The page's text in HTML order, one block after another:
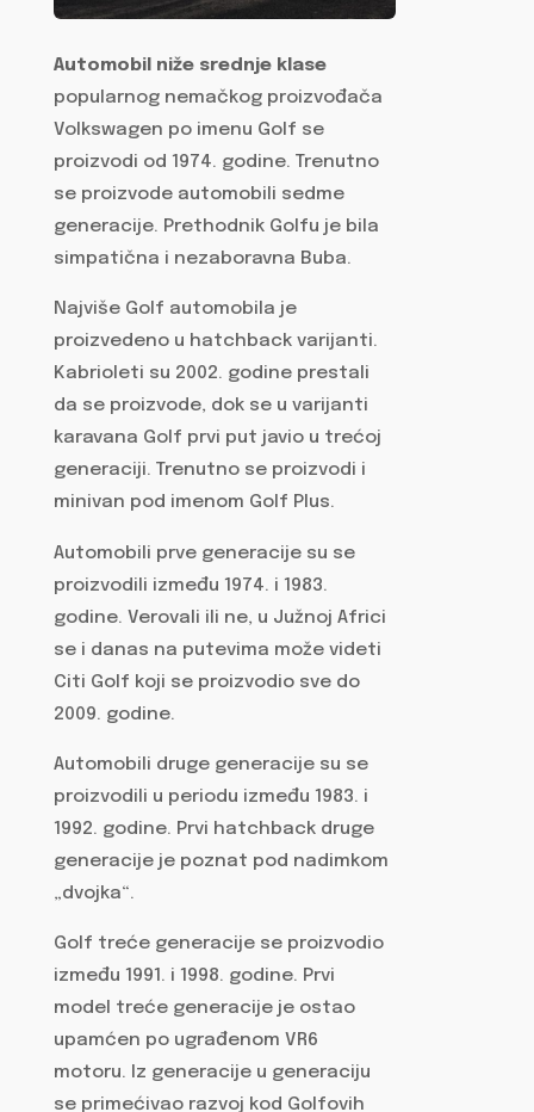
Automobil niže srednje klase
popularnog nemačkog proizvođača
Volkswagen po imenu Golf se
proizvodi od 1974. godine. Trenutno
se proizvode automobili sedme
generacije. Prethodnik Golfu je bila
simpatična i nezaboravna Buba.
Najviše Golf automobila je
proizvedeno u hatchback varijanti.
Kabrioleti su 2002. godine prestali
da se proizvode, dok se u varijanti
karavana Golf prvi put javio u trećoj
generaciji. Trenutno se proizvodi i
minivan pod imenom Golf Plus.
Automobili prve generacije su se
proizvodili između 1974. i 1983.
godine. Verovali ili ne, u Južnoj Africi
se i danas na putevima može videti
Citi Golf koji se proizvodio sve do
2009. godine.
Automobili druge generacije su se
proizvodili u periodu između 1983. i
1992. godine. Prvi hatchback druge
generacije je poznat pod nadimkom
„dvojka“.
Golf treće generacije se proizvodio
između 1991. i 1998. godine. Prvi
model treće generacije je ostao
upamćen po ugrađenom VR6
motoru. Iz generacije u generaciju
se primećivao razvoj kod Golfovih